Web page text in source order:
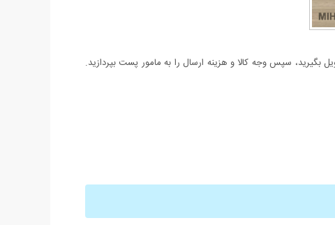
سپس وجه کالا و هزینه ارسال را به مامور پست بپردازید.